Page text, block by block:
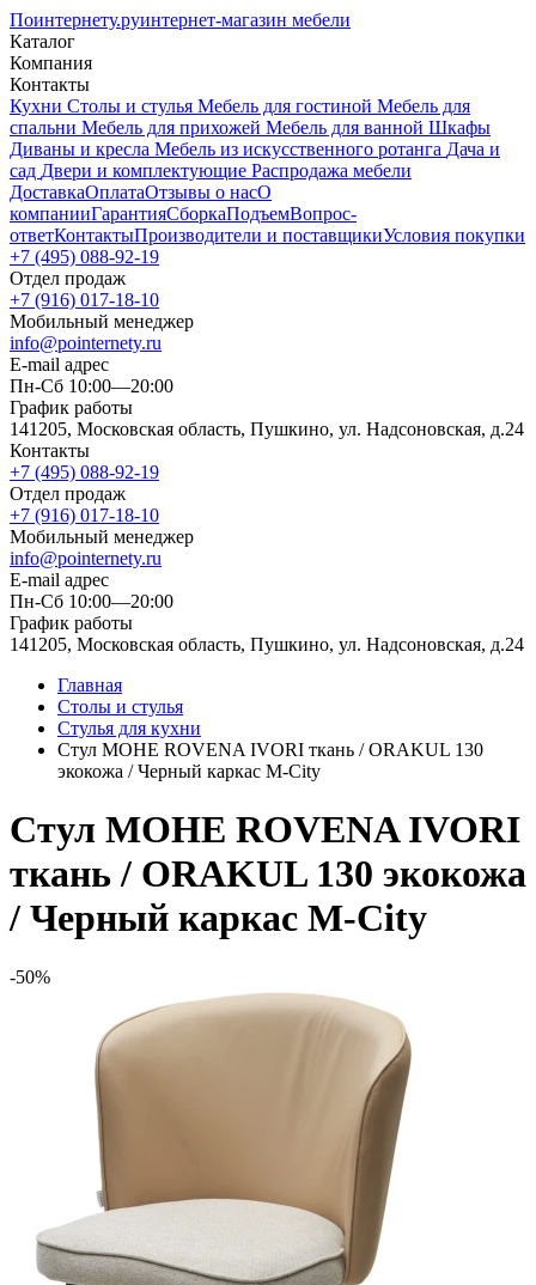
Поинтернету.руинтернет-магазин мебели
Каталог
Компания
Контакты
Кухни Столы и стулья Мебель для гостиной Мебель для
спальни Мебель для прихожей Мебель для ванной Шкафы
Диваны и кресла Мебель из искусственного ротанга Дача и
сад Двери и комплектующие Распродажа мебели
ДоставкаОплатаОтзывы о насО
компанииГарантияСборкаПодъемВопрос-
ответКонтактыПроизводители и поставщикиУсловия покупки
+7 (495) 088-92-19
Отдел продаж
+7 (916) 017-18-10
Мобильный менеджер
info@pointernety.ru
E-mail адрес
Пн-Сб 10:00—20:00
График работы
141205, Московская область, Пушкино, ул. Надсоновская, д.24
Контакты
+7 (495) 088-92-19
Отдел продаж
+7 (916) 017-18-10
Мобильный менеджер
info@pointernety.ru
E-mail адрес
Пн-Сб 10:00—20:00
График работы
141205, Московская область, Пушкино, ул. Надсоновская, д.24
Главная
Столы и стулья
Стулья для кухни
Стул МОНЕ ROVENA IVORI ткань / ORAKUL 130
экокожа / Черный каркас M-City
Стул МОНЕ ROVENA IVORI
ткань / ORAKUL 130 экокожа
/ Черный каркас M-City
-50%